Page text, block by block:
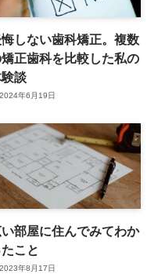
しない歯科矯正。複数
正歯科を比較した私の
談
2024年6月19日
部屋に住んでみてわか
たこと
2023年8月17日